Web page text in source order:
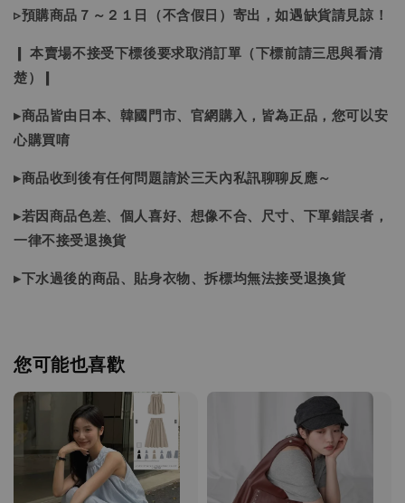
▹預購商品７～２１日（不含假日）寄出，如遇缺貨請見諒！
❙ 本賣場不接受下標後要求取消訂單（下標前請三思與看清
楚）❙
▸商品皆由日本、韓國門市、官網購入，皆為正品，您可以安
心購買唷
▸商品收到後有任何問題請於三天內私訊聊聊反應～
▸若因商品色差、個人喜好、想像不合、尺寸、下單錯誤者，
一律不接受退換貨
▸下水過後的商品、貼身衣物、拆標均無法接受退換貨
您可能也喜歡